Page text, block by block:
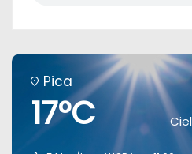
Pica
17°C